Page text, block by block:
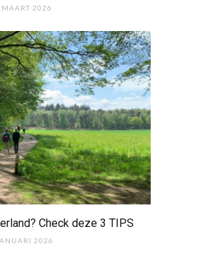
MAART 2026
Check deze 3 TIPS
2026